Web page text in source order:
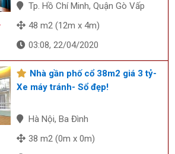
Tp. Hồ Chí Minh, Quận Gò Vấp
48 m2 (12m x 4m)
03:08, 22/04/2020
Nhà gần phố cổ 38m2 giá 3 tỷ-
Xe máy tránh- Sổ đẹp!
Hà Nội, Ba Đình
38 m2 (0m x 0m)